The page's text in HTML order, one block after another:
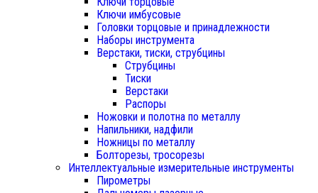
Ключи имбусовые
Головки торцовые и принадлежности
Наборы инструмента
Верстаки, тиски, струбцины
Струбцины
Тиски
Верстаки
Распоры
Ножовки и полотна по металлу
Напильники, надфили
Ножницы по металлу
Болторезы, тросорезы
Интеллектуальные измерительные инструменты
Пирометры